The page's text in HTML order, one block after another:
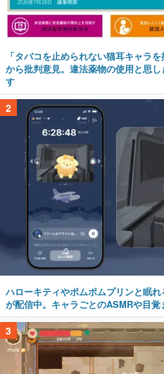
「タバコを止められない猫耳キャラ
から批判意見。違法薬物の使用と思
す
2
ハローキティやポムポムプリンと眠
が配信中。キャラごとのASMRや目
3